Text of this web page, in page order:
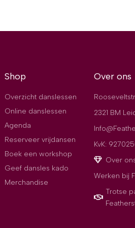
Shop
Overzicht danslessen
Online danslessen
Agenda
Reserveer vrijdansen
Boek een workshop
Geef dansles kado
Merchandise
Over ons
2321 BM
KvK:
Over
Werken bij
Trotse